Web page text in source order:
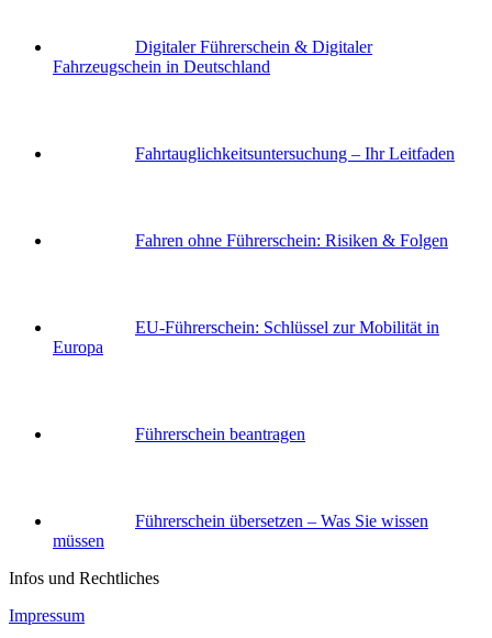
Digitaler Führerschein & Digitaler
Fahrzeugschein in Deutschland
Fahrtauglichkeits­untersuchung – Ihr Leitfaden
Fahren ohne Führerschein: Risiken & Folgen
EU-Führerschein: Schlüssel zur Mobilität in
Europa
Führerschein beantragen
Führerschein übersetzen – Was Sie wissen
müssen
Infos und Rechtliches
Impressum